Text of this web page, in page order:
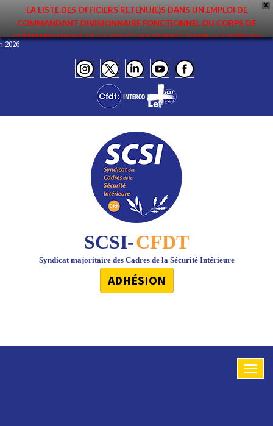
X
LA LISTE DES OFFICIERS RETENU(E)S DANS UN EMPLOI DE
COMMANDANT DIVISIONNAIRE FONCTIONNEL DU CORPS DE
COMMANDEMENT DE LA POLICE NATIONALE DANS LE CADRE DU
PREMIER MOUVEMENT 2026 A ÉTÉ DIFFUSÉE. ELLE EST DISPONIBLE EN
PAGES PROTÉGÉES DU SITE. FÉLICITATIONS AUX NOMMÉ(E)S !
2026
SCSI-CFDT
Syndicat majoritaire des Cadres de la Sécurité Intérieure
ADHÉSION